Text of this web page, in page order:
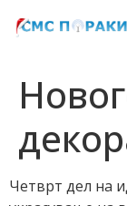
Четврт дел на